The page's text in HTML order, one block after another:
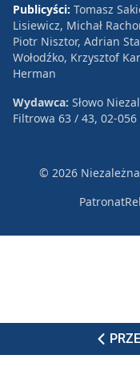
Publicyści: Tomasz
Lisiewicz, Michał
Piotr Nisztor, Adrian
Wołodźko, Krzysztof
Herman
Wydawca: Słowo
Filtrowa 63 / 43, 02-056
© 2026
Patronat